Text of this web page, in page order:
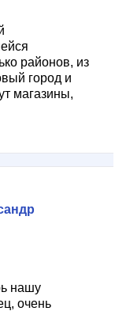
районов, из
город и
магазины,
нашу
очень